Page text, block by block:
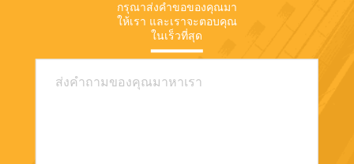
กรุณาส่งคําขอของคุณมา
ให้เรา และเราจะตอบคุณ
ในเร็วที่สุด